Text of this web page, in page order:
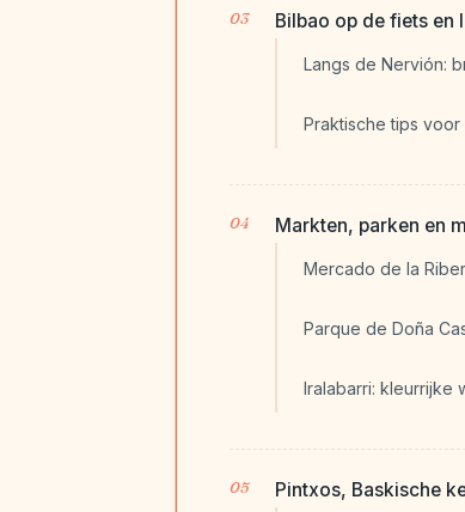
Bilbao op de fiets en
Langs de Nervión:
Praktische tips voor
Markten, parken en
Mercado de la
Parque de Doña
Iralabarri: kleurrijke
Pintxos, Baskische